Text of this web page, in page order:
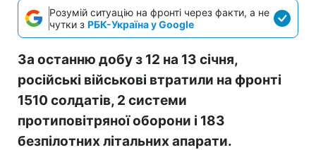
Розумій ситуацію на фронті через факти, а не
чутки з РБК-Україна у Google
За останню добу з 12 на 13 січня,
російські військові втратили на фронті
1510 солдатів, 2 системи
протиповітряної оборони і 183
безпілотних літальних апарати.